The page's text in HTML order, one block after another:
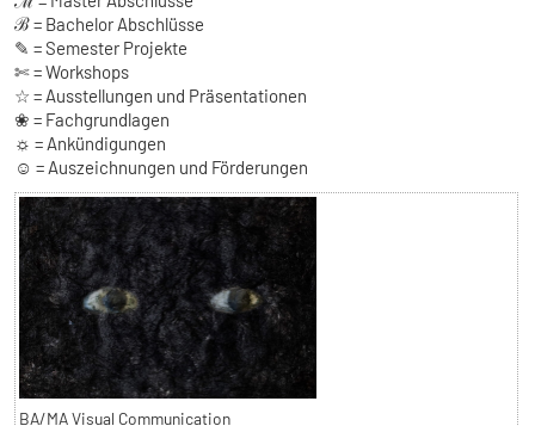
ℬ = Bachelor Abschlüsse
✎ = Semester Projekte
✄ = Workshops
☆ = Ausstellungen und Präsentationen
❀ = Fachgrundlagen
☼ = Ankündigungen
☺ = Auszeichnungen und Förderungen
BA/MA Visual Communication